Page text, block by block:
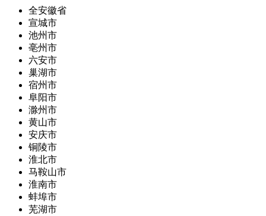
全安徽省
宣城市
池州市
亳州市
六安市
巢湖市
宿州市
阜阳市
滁州市
黄山市
安庆市
铜陵市
淮北市
马鞍山市
淮南市
蚌埠市
芜湖市